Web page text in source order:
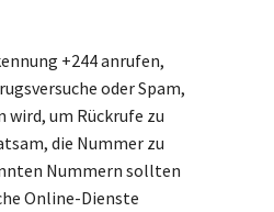
+244 anrufen,
oder Spam,
um Rückrufe zu
die Nummer zu
Nummern sollten
Online-Dienste